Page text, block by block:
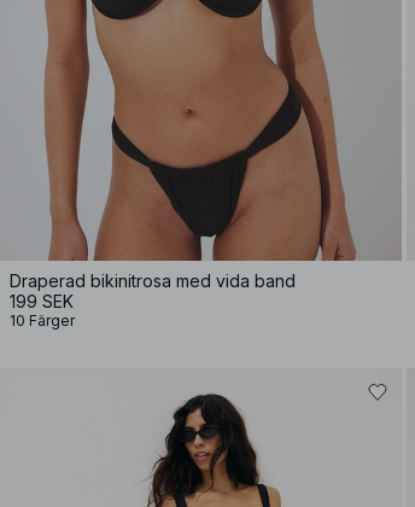
Draperad bikinitrosa med vida band
199 SEK
10 Färger